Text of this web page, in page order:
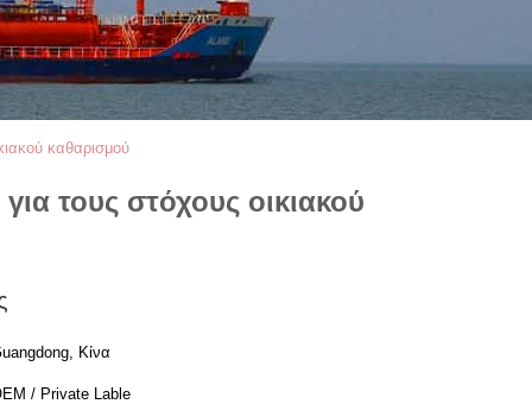
καθαρισμού
τους στόχους οικιακού
Κίνα
/ Private Lable